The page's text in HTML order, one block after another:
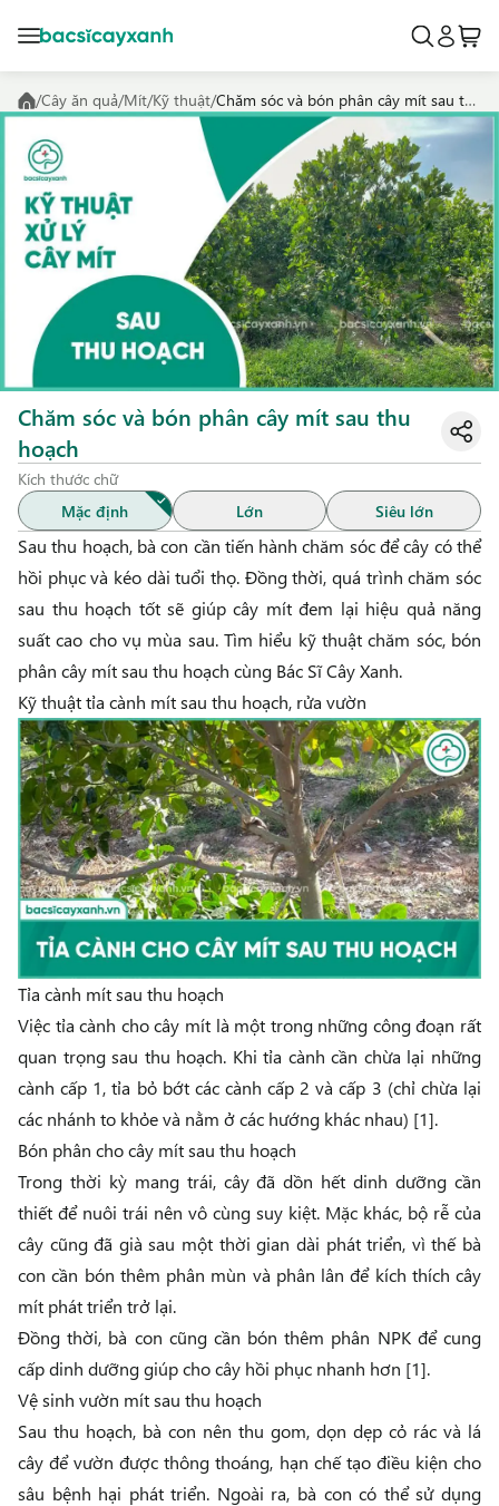
/Cây ăn quả/Mít/Kỹ thuật/ Chăm sóc và bón phân cây mít sau thu hoạch
Chăm sóc và bón phân cây mít sau thu
hoạch
Kích thước chữ
Mặc định
Lớn Siêu lớn
Sau thu hoạch, bà con cần tiến hành chăm sóc để cây có thể
hồi phục và kéo dài tuổi thọ. Đồng thời, quá trình chăm sóc
sau thu hoạch tốt sẽ giúp cây mít đem lại hiệu quả năng
suất cao cho vụ mùa sau. Tìm hiểu kỹ thuật chăm sóc, bón
phân cây mít sau thu hoạch cùng Bác Sĩ Cây Xanh.
Kỹ thuật tỉa cành mít sau thu hoạch, rửa vườn
Tỉa cành mít sau thu hoạch
Việc tỉa cành cho cây mít là một trong những công đoạn rất
quan trọng sau thu hoạch. Khi tỉa cành cần chừa lại những
cành cấp 1, tỉa bỏ bớt các cành cấp 2 và cấp 3 (chỉ chừa lại
các nhánh to khỏe và nằm ở các hướng khác nhau) [1].
Bón phân cho cây mít sau thu hoạch
Trong thời kỳ mang trái, cây đã dồn hết dinh dưỡng cần
thiết để nuôi trái nên vô cùng suy kiệt. Mặc khác, bộ rễ của
cây cũng đã già sau một thời gian dài phát triển, vì thế bà
con cần bón thêm phân mùn và phân lân để kích thích cây
mít phát triển trở lại.
Đồng thời, bà con cũng cần bón thêm phân NPK để cung
cấp dinh dưỡng giúp cho cây hồi phục nhanh hơn [1].
Vệ sinh vườn mít sau thu hoạch
Sau thu hoạch, bà con nên thu gom, dọn dẹp cỏ rác và lá
cây để vườn được thông thoáng, hạn chế tạo điều kiện cho
sâu bệnh hại phát triển. Ngoài ra, bà con có thể sử dụng